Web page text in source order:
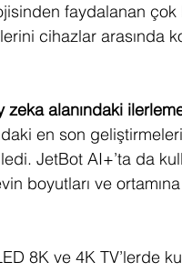
faydalanan çok
cihazlar arasında
alanındaki
en son
JetBot AI+’ta da
boyutları ve
8K ve 4K TV’lerde